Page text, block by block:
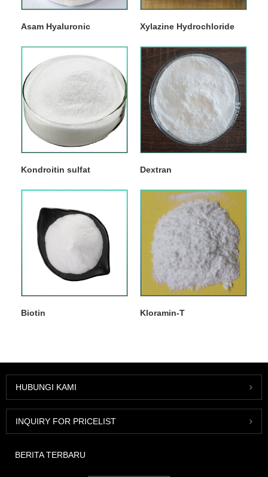
Asam Hyaluronic Xylazine Hydrochloride
Kondroitin sulfat Dextran
Biotin Kloramin-T
HUBUNGI KAMI
INQUIRY FOR PRICELIST
BERITA TERBARU